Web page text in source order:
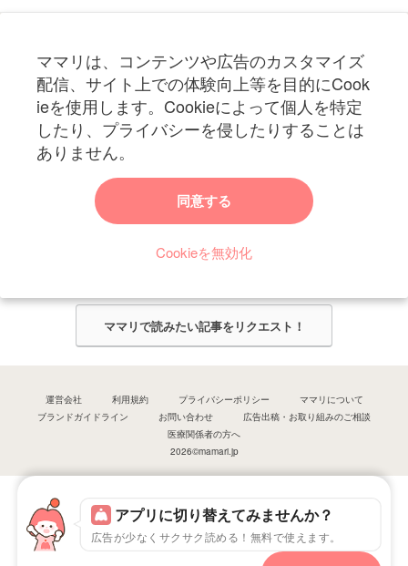
アプリに切り替えてみませんか？
広告が少なくサクサク読める！無料で使えます。
ママリは、コンテンツや広告のカスタマイズ
配信、サイト上での体験向上等を目的にCook
ieを使用します。Cookieによって個人を特定
したり、プライバシーを侵したりすることは
ありません。
同意する
Cookieを無効化
妊娠〜子育て中のお役立ち情報を配信中
ママリからのお知らせ
ママリ編集部がみなさんのご意見をもとに記事を作成させていただきま
ママリで読みたい記事をリクエスト！
運営会社 利用規約 プライバシーポリシー
ママリについて
ブランドガイドライン
お問い合わせ
広告出稿・お取り組みのご相談
医療関係者の方へ
2026©mamari.jp